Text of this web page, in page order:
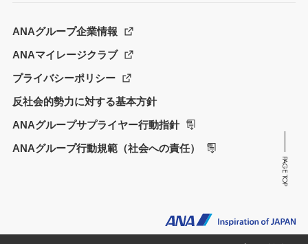
PAGE TOP
ANAグループ企業情報
ANAマイレージクラブ
プライバシーポリシー
反社会的勢力に対する基本方針
ANAグループサプライヤー行動指針
ANAグループ行動規範（社会への責任）